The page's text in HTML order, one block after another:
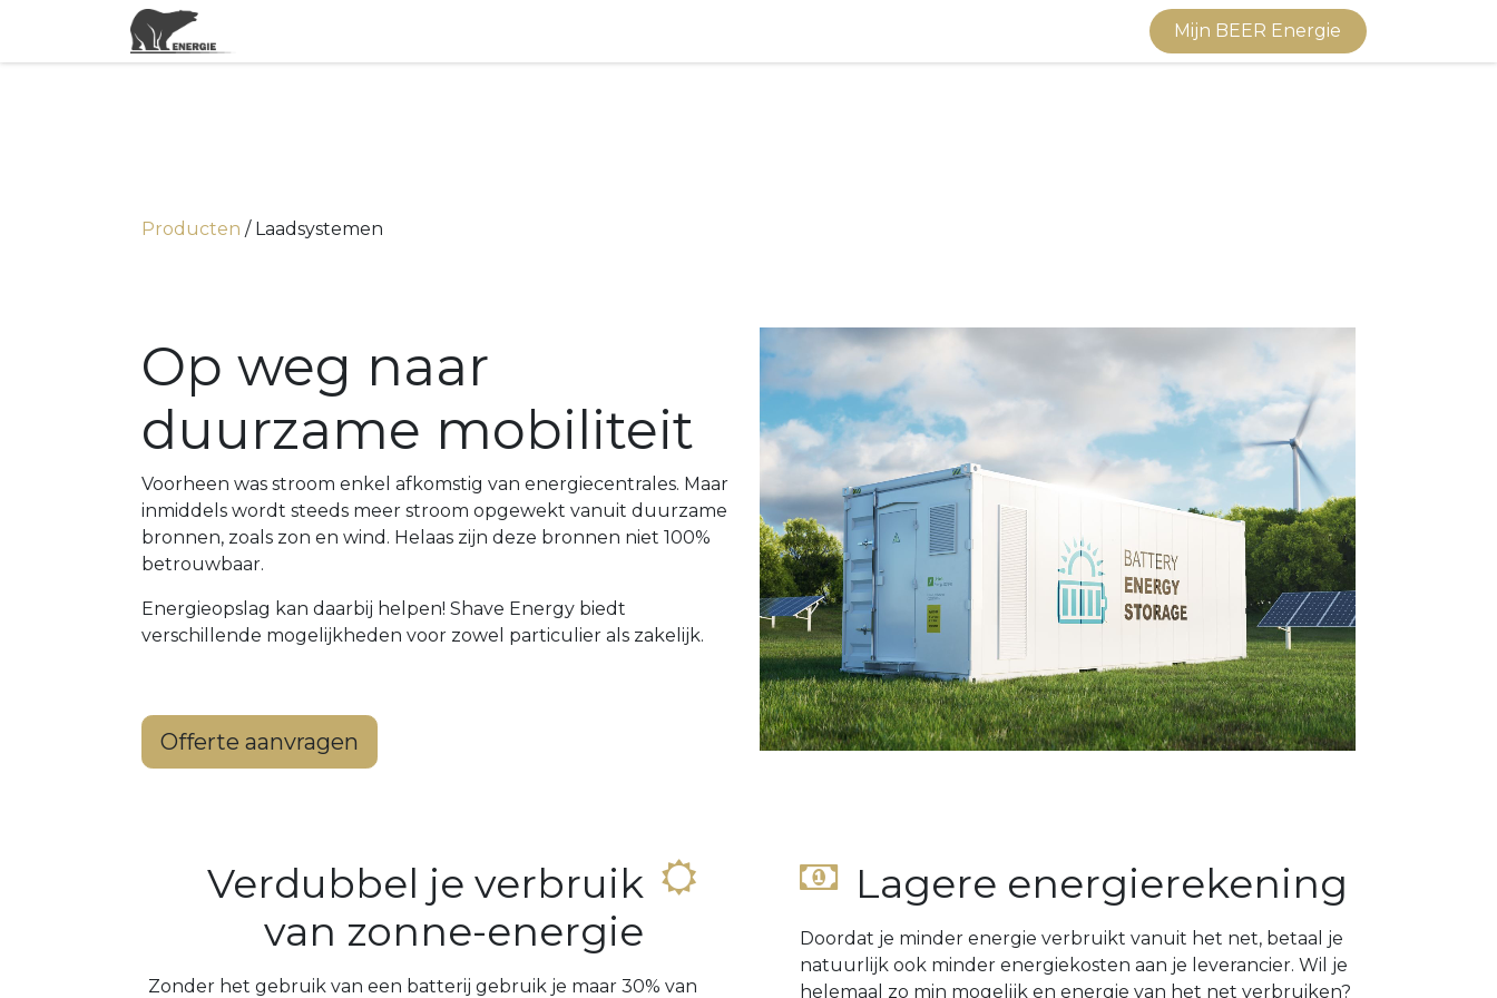
Mijn BEER Energie
Op weg naar
duurzame mobiliteit
Voorheen was stroom enkel afkomstig van energiecentrales. Maar
inmiddels wordt steeds meer stroom opgewekt vanuit duurzame
bronnen, zoals zon en wind. Helaas zijn deze bronnen niet 100%
betrouwbaar.
Energieopslag kan daarbij helpen! Shave Energy biedt
verschillende mogelijkheden voor zowel particulier als zakelijk.
Offerte aanvragen
Producten / Laadsystemen
Verdubbel je verbruik
van zonne-energie
Zonder het gebruik van een batterij gebruik je maar 30% van
Lagere energierekening
Doordat je minder energie verbruikt vanuit het net, betaal je
natuurlijk ook minder energiekosten aan je leverancier. Wil je
helemaal zo min mogelijk en energie van het net verbruiken?